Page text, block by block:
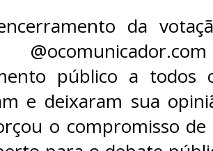
da
público a todos
e deixaram sua
o compromisso